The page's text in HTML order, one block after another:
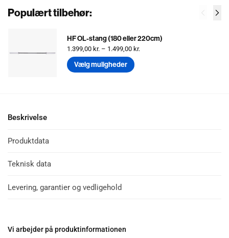
Populært tilbehør:
HF OL-stang (180 eller 220cm)
1.399,00 kr. – 1.499,00 kr.
Vælg muligheder
Beskrivelse
Produktdata
Teknisk data
Levering, garantier og vedligehold
Vi arbejder på produktinformationen